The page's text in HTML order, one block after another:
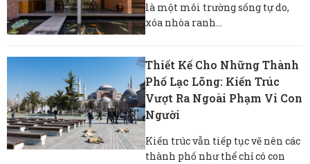
là một môi trường sống tự do,
xóa nhòa ranh...
Thiết Kế Cho Những Thành
Phố Lạc Lõng: Kiến Trúc
Vượt Ra Ngoài Phạm Vi Con
Người
Kiến trúc vẫn tiếp tục vẽ nên các
thành phố như thể chỉ có con